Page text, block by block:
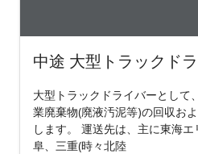
中途 大型トラックド
大型トラックドライバーとして
業廃棄物(廃液汚泥等)の回収お
します。 運送先は、主に東海
阜、三重(時々北陸